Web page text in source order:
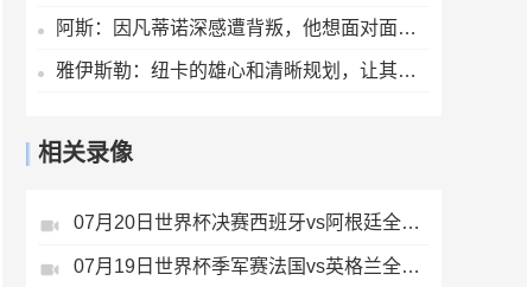
阿斯：因凡蒂诺深感遭背叛，他想面对面听听核心人物真实想法
雅伊斯勒：纽卡的雄心和清晰规划，让其成为极具吸引力的执教胜地
相关录像
07月20日世界杯决赛西班牙vs阿根廷全场录像
07月19日世界杯季军赛法国vs英格兰全场录像